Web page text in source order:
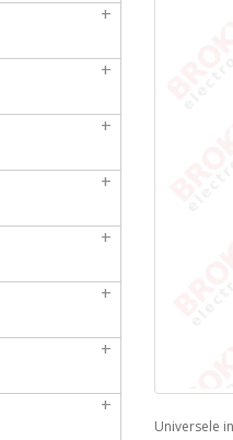
+
+
+
+
+
+
+
+
Universele